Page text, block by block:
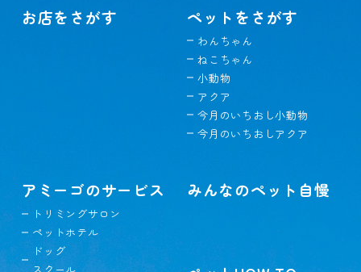
お店をさがす ペットをさがす
わんちゃん
ねこちゃん
小動物
アクア
今月のいちおし小動物
今月のいちおしアクア
アミーゴのサービス
トリミングサロン
ペットホテル
ドッグ
みんなのペット自慢